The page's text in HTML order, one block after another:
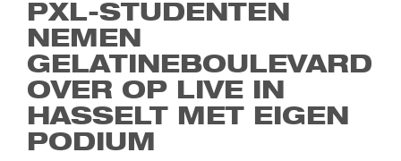
PXL-STUDENTEN
NEMEN
GELATINEBOULEVARD
OVER OP LIVE IN
HASSELT MET EIGEN
PODIUM